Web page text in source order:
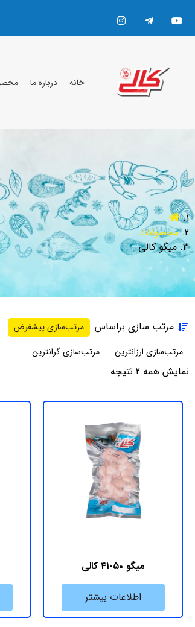
خانه درباره ما
محصولات
میگو کالی
نمایش همه 2 نتیجه
مرتب سازی براساس: مرتب‌سازی پیشفرض
مرتب‌سازی ارزانترین
مرتب‌سازی گرانترین
میگو ۵۰-۴۱ کالی
اطلاعات بیشتر